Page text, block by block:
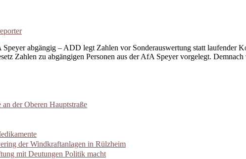
Speyer abgängig – ADD legt Zahlen vor Sonderauswertung statt
Zahlen zu abgängigen Personen aus der AfA Speyer vorgelegt.
der Oberen Hauptstraße
der Windkraftanlagen in Rülzheim
mit Deutungen Politik macht